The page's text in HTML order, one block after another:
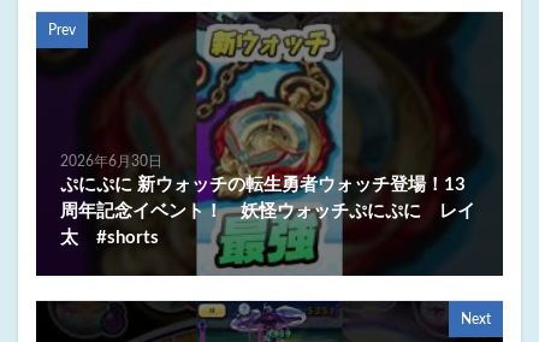
Prev
2026年6月30日
ぷにぷに 新ウォッチの転生勇者ウォッチ登場！13
周年記念イベント！ 妖怪ウォッチぷにぷに レイ
太 #shorts
Next